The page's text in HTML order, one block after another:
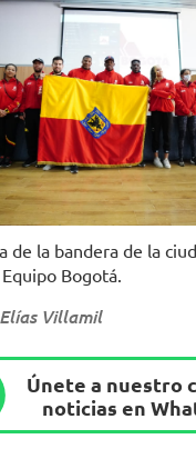
de la bandera de la
Bogotá.
Villamil
Únete a nuestro
noticias en